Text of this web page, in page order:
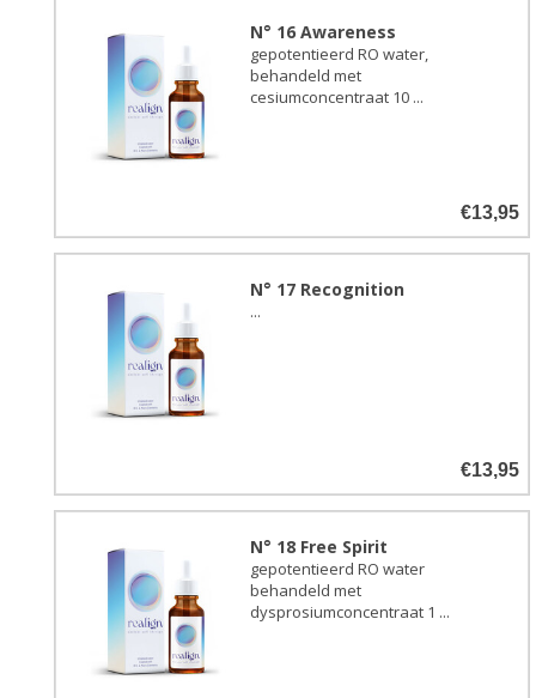
N° 16 Awareness
gepotentieerd RO water,
behandeld met
cesiumconcentraat 10 ...
€13,95
N° 17 Recognition
...
€13,95
N° 18 Free Spirit
gepotentieerd RO water
behandeld met
dysprosiumconcentraat 1 ...